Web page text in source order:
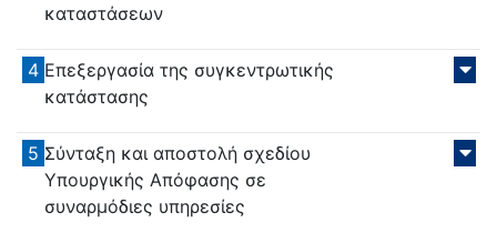
καταστάσεων
4 Επεξεργασία της συγκεντρωτικής
κατάστασης
5 Σύνταξη και αποστολή σχεδίου
Υπουργικής Απόφασης σε
συναρμόδιες υπηρεσίες